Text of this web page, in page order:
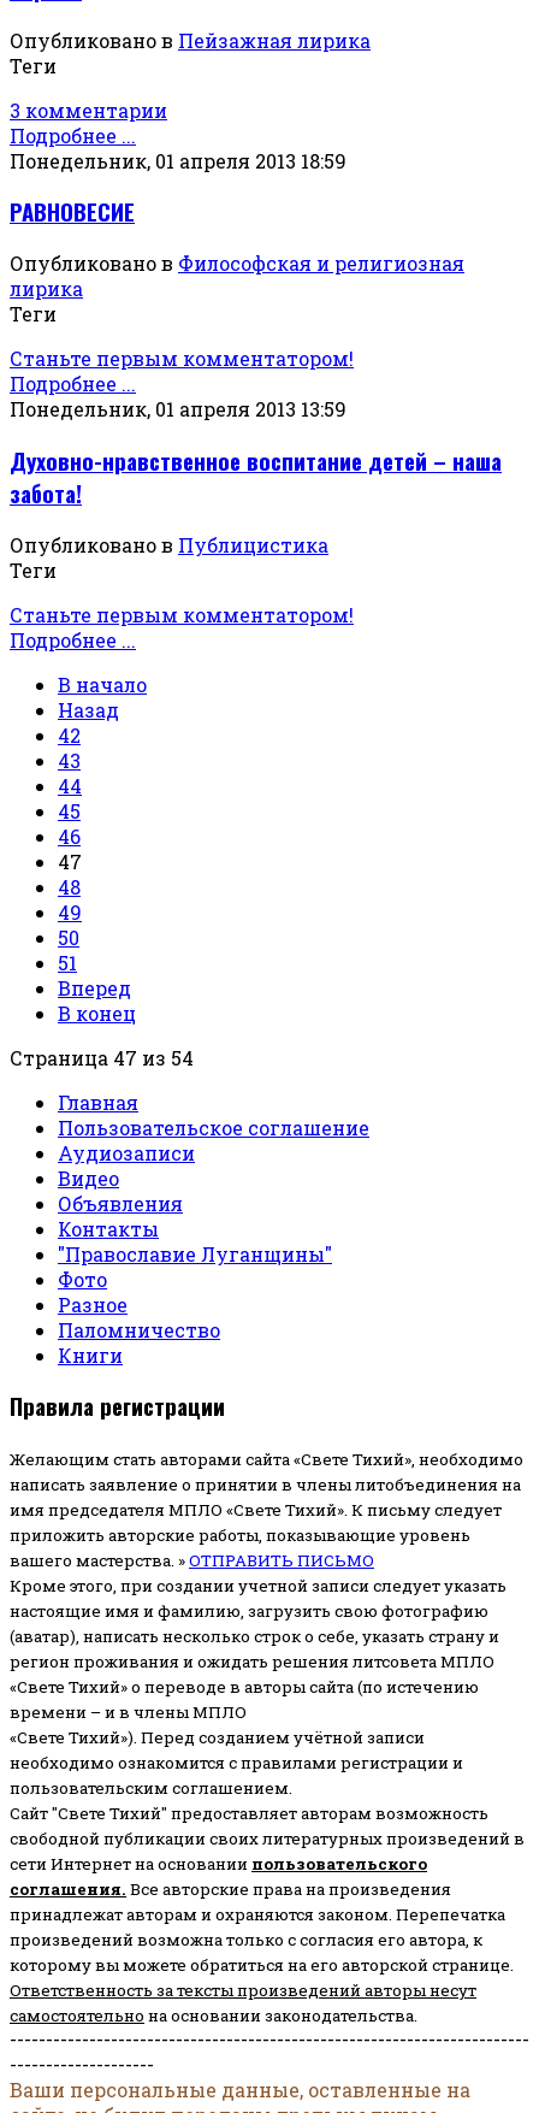
Опубликовано в Пейзажная лирика
Теги
3 комментарии
Подробнее ...
Понедельник, 01 апреля 2013 18:59
РАВНОВЕСИЕ
Опубликовано в Философская и религиозная
лирика
Теги
Станьте первым комментатором!
Подробнее ...
Понедельник, 01 апреля 2013 13:59
Духовно-нравственное воспитание детей – наша
забота!
Опубликовано в Публицистика
Теги
Станьте первым комментатором!
Подробнее ...
В начало
Назад
42
43
44
45
46
47
48
49
50
51
Вперед
В конец
Страница 47 из 54
Главная
Пользовательское соглашение
Аудиозаписи
Видео
Объявления
Контакты
"Православие Луганщины"
Фото
Разное
Паломничество
Книги
Правила регистрации
Желающим стать авторами сайта «Свете Тихий», необходимо
написать заявление о принятии в члены литобъединения на
имя председателя МПЛО «Свете Тихий». К письму следует
приложить авторские работы, показывающие уровень
вашего мастерства. »ОТПРАВИТЬ ПИСЬМО
Кроме этого, при создании учетной записи следует указать
настоящие имя и фамилию, загрузить свою фотографию
(аватар), написать несколько строк о себе, указать страну и
регион проживания и ожидать решения литсовета МПЛО
«Свете Тихий» о переводе в авторы сайта (по истечению
времени – и в члены МПЛО
«Свете Тихий»). Перед созданием учётной записи
необходимо ознакомится с правилами регистрации и
пользовательским соглашением.
Сайт "Свете Тихий" предоставляет авторам возможность
свободной публикации своих литературных произведений в
сети Интернет на основании пользовательского
соглашения. Все авторские права на произведения
принадлежат авторам и охраняются законом. Перепечатка
произведений возможна только с согласия его автора, к
которому вы можете обратиться на его авторской странице.
Ответственность за тексты произведений авторы несут
самостоятельно на основании законодательства.
------------------------------------------------------------------------
--------------------
Ваши персональные данные, оставленные на